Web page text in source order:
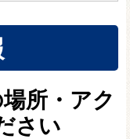
所・アク
さい